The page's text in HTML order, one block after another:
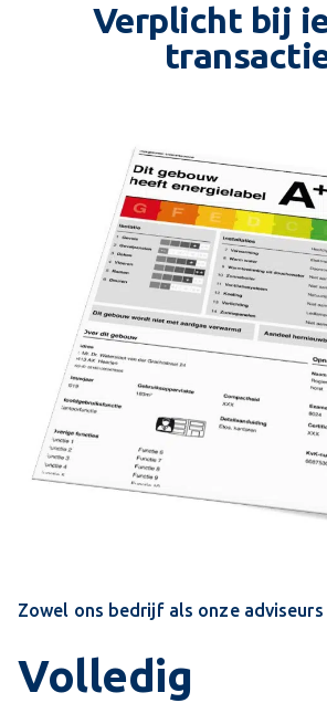
Verplicht bij
Zowel ons bedrijf als onze adviseurs
Volledig